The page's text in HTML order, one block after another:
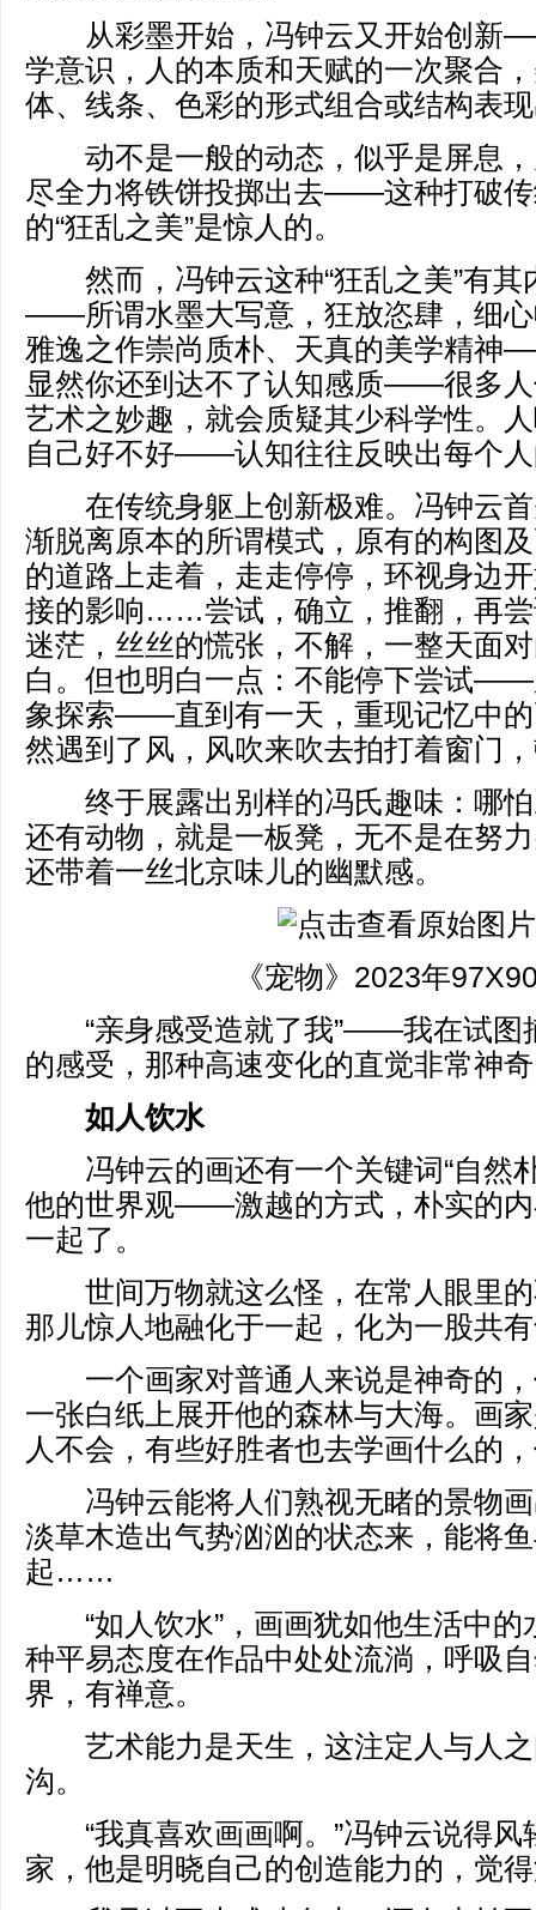
从彩墨开始，冯钟云又开始创新
学意识，人的本质和天赋的一次聚合
体、线条、色彩的形式组合或结构表
动不是一般的动态，似乎是屏息，
尽全力将铁饼投掷出去——这种打破
的“狂乱之美”是惊人的。
然而，冯钟云这种“狂乱之美”有其
——所谓水墨大写意，狂放恣肆，细
雅逸之作崇尚质朴、天真的美学精神
显然你还到达不了认知感质——很多
艺术之妙趣，就会质疑其少科学性。
自己好不好——认知往往反映出每个
在传统身躯上创新极难。冯钟云首
渐脱离原本的所谓模式，原有的构图
的道路上走着，走走停停，环视身边
接的影响……尝试，确立，推翻，再
迷茫，丝丝的慌张，不解，一整天面
白。但也明白一点：不能停下尝试
象探索——直到有一天，重现记忆中
然遇到了风，风吹来吹去拍打着窗门
终于展露出别样的冯氏趣味：哪怕
还有动物，就是一板凳，无不是在努
还带着一丝北京味儿的幽默感。
《宠物》2023年
“亲身感受造就了我”——我在试图
的感受，那种高速变化的直觉非常神
如人饮水
冯钟云的画还有一个关键词“自然
他的世界观——激越的方式，朴实的
一起了。
世间万物就这么怪，在常人眼里的
那儿惊人地融化于一起，化为一股共
一个画家对普通人来说是神奇的，
一张白纸上展开他的森林与大海。画
人不会，有些好胜者也去学画什么的
冯钟云能将人们熟视无睹的景物画
淡草木造出气势汹汹的状态来，能将
起……
“如人饮水”，画画犹如他生活中的
种平易态度在作品中处处流淌，呼吸
界，有禅意。
艺术能力是天生，这注定人与人之
沟。
“我真喜欢画画啊。”冯钟云说得风
家，他是明晓自己的创造能力的，觉